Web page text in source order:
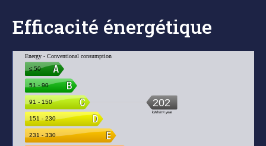
Efficacité énergétique